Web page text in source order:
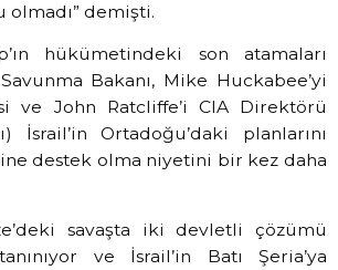
demişti.
hükümetindeki son atamaları
Bakanı, Mike Huckabee’yi
ve John Ratcliffe’i CIA Direktörü
İsrail’in Ortadoğu’daki planlarını
destek olma niyetini bir kez daha
savaşta iki devletli çözümü
ve İsrail’in Batı Şeria’ya